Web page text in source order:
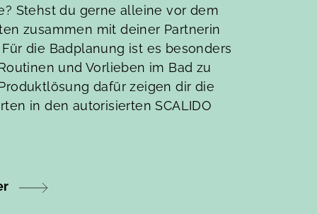
Stehst du gerne alleine vor dem
zusammen mit deiner Partnerin
die Badplanung ist es besonders
und Vorlieben im Bad zu
dafür zeigen dir die
in den autorisierten SCALIDO